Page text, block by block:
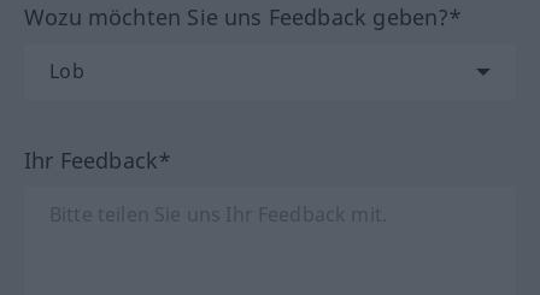
Wozu möchten Sie uns Feedback geben?*
Ihr Feedback*